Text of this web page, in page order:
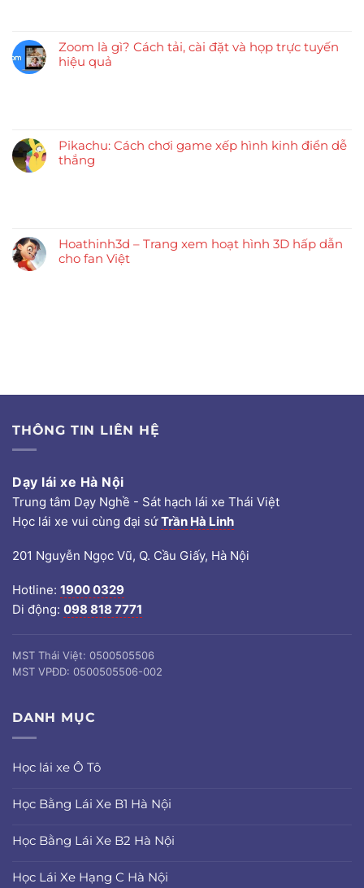
Zoom là gì? Cách tải, cài đặt và họp trực tuyến
hiệu quả
Pikachu: Cách chơi game xếp hình kinh điển dễ
thắng
Hoathinh3d – Trang xem hoạt hình 3D hấp dẫn
cho fan Việt
THÔNG TIN LIÊN HỆ
Dạy lái xe Hà Nội
Trung tâm Dạy Nghề - Sát hạch lái xe Thái Việt
Học lái xe vui cùng đại sứTrần Hà Linh
201 Nguyễn Ngọc Vũ, Q. Cầu Giấy, Hà Nội
Hotline: 1900 0329
Di động: 098 818 7771
MST Thái Việt: 0500505506
MST VPĐD: 0500505506-002
DANH MỤC
Học lái xe Ô Tô
Học Bằng Lái Xe B1 Hà Nội
Học Bằng Lái Xe B2 Hà Nội
Học Lái Xe Hạng C Hà Nội